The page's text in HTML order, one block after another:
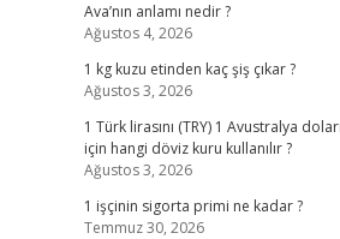
Ava’nın anlamı nedir ?
Ağustos 4, 2026
1 kg kuzu etinden kaç şiş çıkar ?
Ağustos 3, 2026
1 Türk lirasını (TRY) 1 Avustralya
için hangi döviz kuru kullanılır ?
Ağustos 3, 2026
1 işçinin sigorta primi ne kadar ?
Temmuz 30, 2026